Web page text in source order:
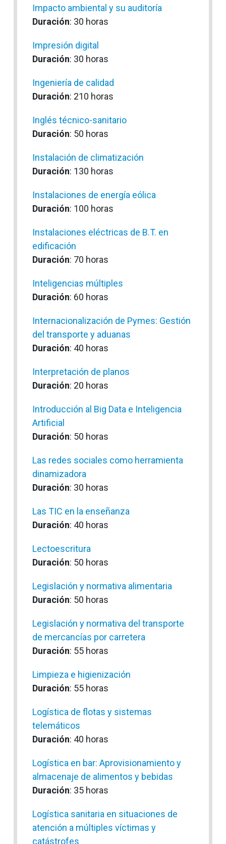
Impacto ambiental y su auditoría
Duración: 30 horas
Impresión digital
Duración: 30 horas
Ingeniería de calidad
Duración: 210 horas
Inglés técnico-sanitario
Duración: 50 horas
Instalación de climatización
Duración: 130 horas
Instalaciones de energía eólica
Duración: 100 horas
Instalaciones eléctricas de B.T. en
edificación
Duración: 70 horas
Inteligencias múltiples
Duración: 60 horas
Internacionalización de Pymes: Gestión
del transporte y aduanas
Duración: 40 horas
Interpretación de planos
Duración: 20 horas
Introducción al Big Data e Inteligencia
Artificial
Duración: 50 horas
Las redes sociales como herramienta
dinamizadora
Duración: 30 horas
Las TIC en la enseñanza
Duración: 40 horas
Lectoescritura
Duración: 50 horas
Legislación y normativa alimentaria
Duración: 50 horas
Legislación y normativa del transporte
de mercancías por carretera
Duración: 55 horas
Limpieza e higienización
Duración: 55 horas
Logística de flotas y sistemas
telemáticos
Duración: 40 horas
Logística en bar: Aprovisionamiento y
almacenaje de alimentos y bebidas
Duración: 35 horas
Logística sanitaria en situaciones de
atención a múltiples víctimas y
catástrofes